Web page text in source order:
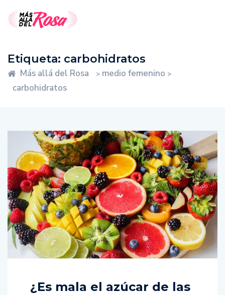
Etiqueta: carbohidratos
Más allá del Rosa > medio femenino >
carbohidratos
¿Es mala el azúcar de las